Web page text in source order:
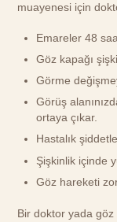
muayenesi için
Emareler 48
Göz kapağı
Görme
Görüş
ortaya çıkar.
Hastalık
Şişkinlik içinde
Göz hareketi
Bir doktor yada göz